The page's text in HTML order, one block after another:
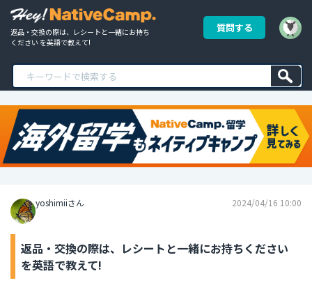
返品・交換の際は、レシートと一緒にお持ち
ください を英語で教えて!
質問する
yoshimiiさん 2024/04/16 10:00
返品・交換の際は、レシートと一緒にお持ちください
を英語で教えて!